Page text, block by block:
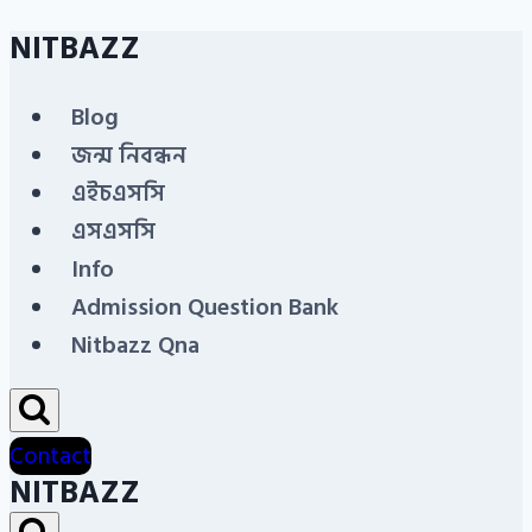
Skip
content
NITBAZZ
Blog
জন্ম নিবন্ধন
এইচএসসি
এসএসসি
Info
Admission Question Bank
Nitbazz Qna
Contact
NITBAZZ